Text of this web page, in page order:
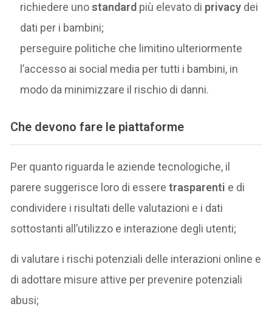
richiedere unostandard più elevato di privacy dei
dati per i bambini;
perseguire politiche che limitino ulteriormente
l’accesso ai social media per tutti i bambini, in
modo da minimizzare il rischio di danni.
Che devono fare le piattaforme
Per quanto riguarda le aziende tecnologiche, il
parere suggerisce loro di esseretrasparenti e di
condividere i risultati delle valutazioni e i dati
sottostanti all’utilizzo e interazione degli utenti;
di valutare i rischi potenziali delle interazioni online e
di adottare misure attive per prevenire potenziali
abusi;